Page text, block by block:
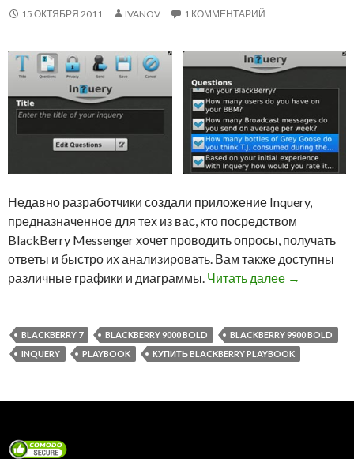
15 ОКТЯБРЯ 2011 IVANOV 1 КОММЕНТАРИЙ
Недавно разработчики создали приложение Inquery,
предназначенное для тех из вас, кто посредством
BlackBerry Messenger хочет проводить опросы, получать
ответы и быстро их анализировать. Вам также доступны
различные графики и диаграммы. Читать далее →
BLACKBERRY 7 BLACKBERRY 9000 BOLD
BLACKBERRY 9900 BOLD
INQUERY
PLAYBOOK КУПИТЬ BLACKBERRY PLAYBOOK